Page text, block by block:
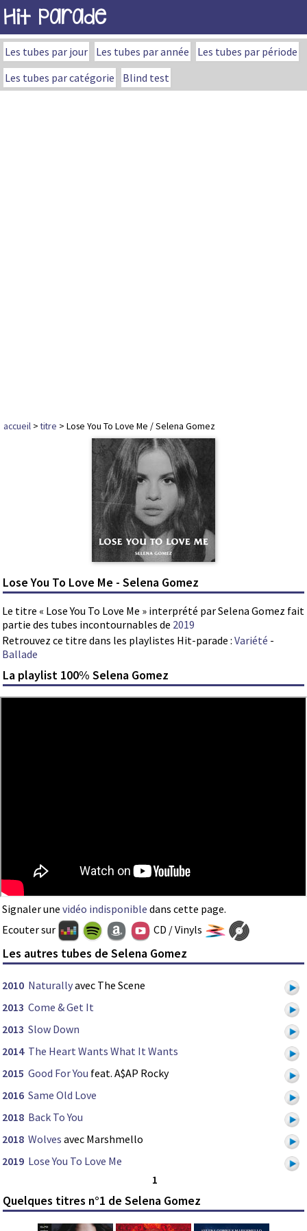
Hit Parade
Les tubes par jour Les tubes par année
Les tubes par période
Les tubes par catégorie
Blind test
accueil >titre > Lose You To Love Me / Selena Gomez
Lose You To Love Me - Selena Gomez
Le titre « Lose You To Love Me » interprété par Selena Gomez fait
partie des tubes incontournables de 2019
Retrouvez ce titre dans les playlistes Hit-parade : Variété -
Ballade
La playlist 100% Selena Gomez
Signaler une vidéo indisponible dans cette page.
Ecouter sur
CD / Vinyls
Les autres tubes de Selena Gomez
2010 Naturallyavec The Scene
2013 Come & Get It
2013 Slow Down
2014 The Heart Wants What It Wants
2015 Good For You feat. A$AP Rocky
2016 Same Old Love
2018 Back To You
2018 Wolves avec Marshmello
2019 Lose You To Love Me
1
Quelques titres n°1 de Selena Gomez